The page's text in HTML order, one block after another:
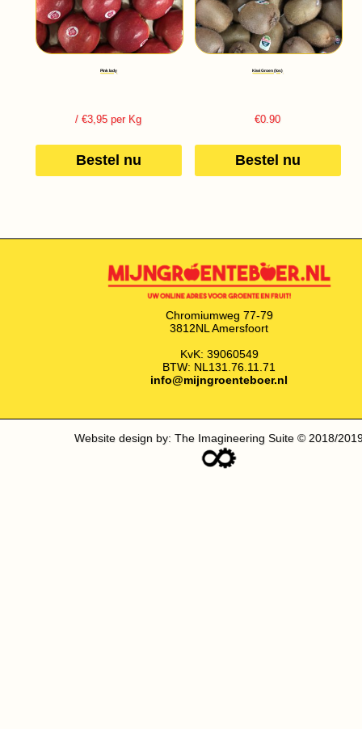
Pink lady
/ €3,95 per Kg
Bestel nu
Kiwi Groen (los)
€0.90
Bestel nu
Chromiumweg 77-79
3812NL Amersfoort
KvK: 39060549
BTW: NL131.76.11.71
info@mijngroenteboer.nl
Website design by: The Imagineering Suite © 2018/